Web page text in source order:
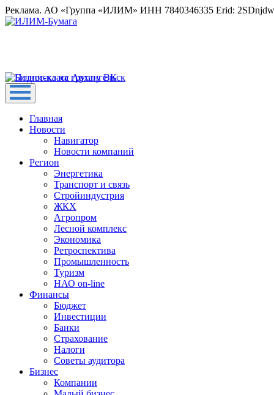
Реклама. АО «Группа «ИЛИМ» ИНН 7840346335 Erid:
Главная
Новости
Навигатор
Новости компаний
Регион
Энергетика
Транспорт и связь
Стройиндустрия
ЖКХ
Агропром
Лесной комплекс
Экономика
Ретроспектива
Промышленность
Туризм
НАО on-line
Финансы
Бюджет
Инвестиции
Банки
Страхование
Налоги
Советы аудитора
Бизнес
Компании